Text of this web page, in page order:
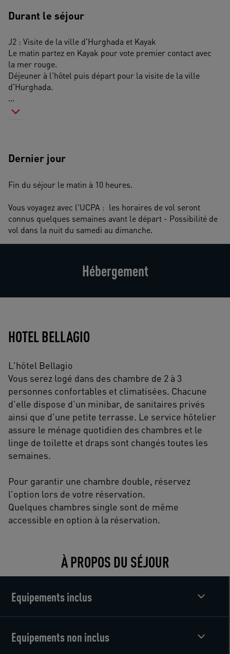
Durant le séjour
J2 : Visite de la ville d'Hurghada et Kayak
Le matin partez en Kayak pour vote premier contact avec
la mer rouge.
Déjeuner à l'hôtel puis départ pour la visite de la ville
d'Hurghada.
...
Dernier jour
Fin du séjour le matin à 10 heures.
Vous voyagez avec l'UCPA :  les horaires de vol seront
connus quelques semaines avant le départ - Possibilité de
vol dans la nuit du samedi au dimanche.
Hébergement
HOTEL BELLAGIO
L'hôtel Bellagio
Vous serez logé dans des chambre de 2 à 3
personnes confortables et climatisées. Chacune
d'elle dispose d'un minibar, de sanitaires privés
ainsi que d'une petite terrasse. Le service hôtelier
assure le ménage quotidien des chambres et le
linge de toilette et draps sont changés toutes les
semaines.
Pour garantir une chambre double, réservez
l'option lors de votre réservation.
Quelques chambres single sont de même
accessible en option à la réservation.
À PROPOS DU SÉJOUR
Equipements inclus
Equipements non inclus